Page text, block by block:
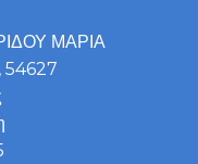
ΜΑΡΙΑ
54627